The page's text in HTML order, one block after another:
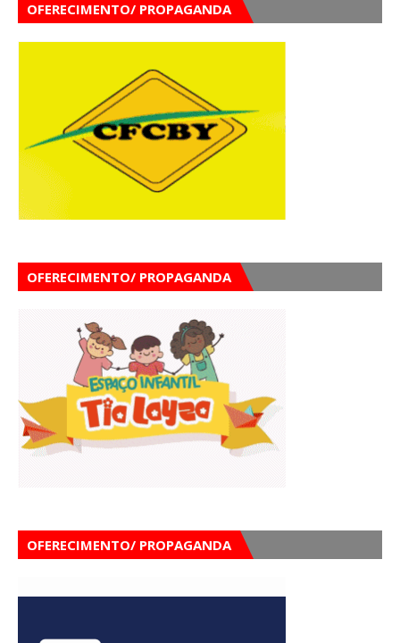
OFERECIMENTO/ PROPAGANDA
OFERECIMENTO/ PROPAGANDA
OFERECIMENTO/ PROPAGANDA